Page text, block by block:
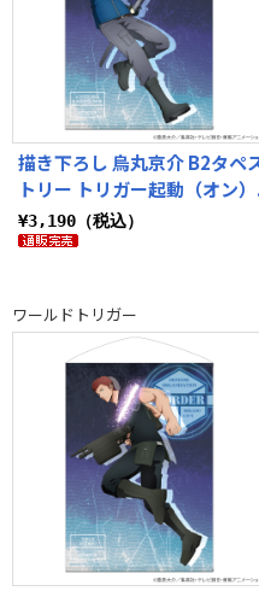
描き下ろし 烏丸京介 B2タペ
トリー トリガー起動（オン
¥3,190（税込）
ワールドトリガー